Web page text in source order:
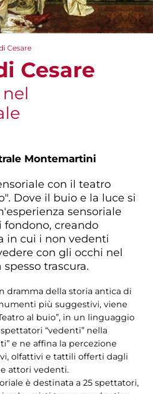
Cesare
Cesare
Montemartini
con il teatro
Dove il buio e la luce si
sensoriale
fondono, creando
in cui i non vedenti
con gli occhi nel
trascura.
dramma della storia antica di
più suggestivi, viene
al buio”, in un linguaggio
“vedenti” nella
e ne affina la percezione
olfattivi e tattili offerti dagli
attori vedenti.
è destinata a 25 spettatori,